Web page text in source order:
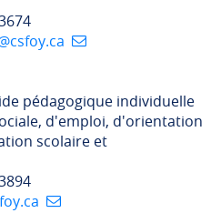
pédagogique individuelle
d'emploi, d'orientation
scolaire et